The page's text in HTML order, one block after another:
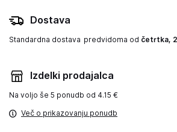
Dostava
Standardna dostava predvidoma od četrtka,
Izdelki prodajalca
Na voljo še 5 ponudb od 4.15 €
Več o prikazovanju ponudb